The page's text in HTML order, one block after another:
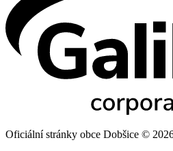
Oficiální stránky obce Dobšice ©